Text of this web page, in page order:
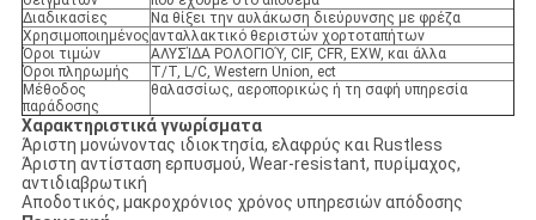
Διαδικασίες
Να θίξει την αυλάκωση διεύρυνσης με φρέζα
Χρησιμοποιημένος ανταλλακτικό θεριστών χορτοταπήτων
Όροι τιμών
ΑΛΥΣΊΔΑ ΡΟΛΟΓΙΟΎ, CIF, CFR, EXW, και άλλα
Όροι πληρωμής
T/T, L/C, Western Union, ect
Μέθοδος
παράδοσης
θαλασσίως, αεροπορικώς ή τη σαφή υπηρεσία
Χαρακτηριστικά γνωρίσματα
Άριστη μονώνοντας ιδιοκτησία, ελαφρύς και Rustless
Άριστη αντίσταση ερπυσμού, Wear-resistant, πυρίμαχος,
αντιδιαβρωτική
Αποδοτικός, μακροχρόνιος χρόνος υπηρεσιών απόδοσης